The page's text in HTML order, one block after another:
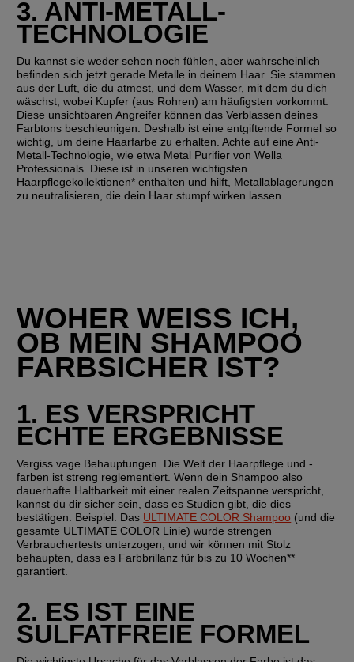
3. ANTI-METALL-
TECHNOLOGIE
Du kannst sie weder sehen noch fühlen, aber wahrscheinlich
befinden sich jetzt gerade Metalle in deinem Haar. Sie stammen
aus der Luft, die du atmest, und dem Wasser, mit dem du dich
wäschst, wobei Kupfer (aus Rohren) am häufigsten vorkommt.
Diese unsichtbaren Angreifer können das Verblassen deines
Farbtons beschleunigen. Deshalb ist eine entgiftende Formel so
wichtig, um deine Haarfarbe zu erhalten. Achte auf eine Anti-
Metall-Technologie, wie etwa Metal Purifier von Wella
Professionals. Diese ist in unseren wichtigsten
Haarpflegekollektionen* enthalten und hilft, Metallablagerungen
zu neutralisieren, die dein Haar stumpf wirken lassen.
WOHER WEISS ICH, O
B MEIN SHAMPOO F
ARBSICHER IST?
1. ES VERSPRICHT
ECHTE ERGEBNISSE
Vergiss vage Behauptungen. Die Welt der Haarpflege und -
farben ist streng reglementiert. Wenn dein Shampoo also
dauerhafte Haltbarkeit mit einer realen Zeitspanne verspricht,
kannst du dir sicher sein, dass es Studien gibt, die dies
bestätigen. Beispiel: Das ULTIMATE COLOR Shampoo (und die
gesamte ULTIMATE COLOR Linie) wurde strengen
Verbrauchertests unterzogen, und wir können mit Stolz
behaupten, dass es Farbbrillanz für bis zu 10 Wochen**
garantiert.
2. ES IST EINE
SULFATFREIE FORMEL